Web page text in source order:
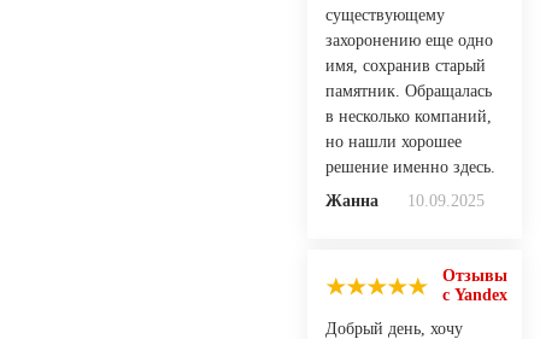
существующему
захоронению еще одно
имя, сохранив старый
памятник. Обращалась
в несколько компаний,
но нашли хорошее
решение именно здесь.
Жанна
10.09.2025
Отзывы
с Yandex
Добрый день, хочу